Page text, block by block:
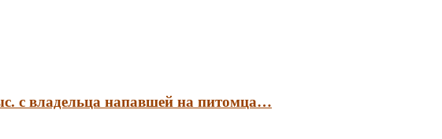
с владельца напавшей на питомца…